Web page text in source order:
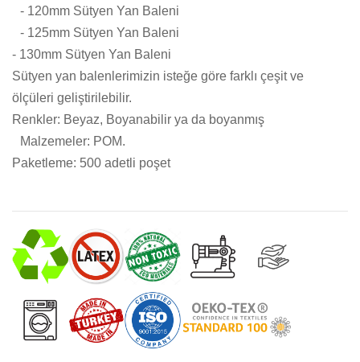
- 120mm Sütyen Yan Baleni
- 125mm Sütyen Yan Baleni
- 130mm Sütyen Yan Baleni
Sütyen yan balenlerimizin isteğe göre farklı çeşit ve
ölçüleri geliştirilebilir.
Renkler: Beyaz, Boyanabilir ya da boyanmış
Malzemeler: POM.
Paketleme: 500 adetli poşet